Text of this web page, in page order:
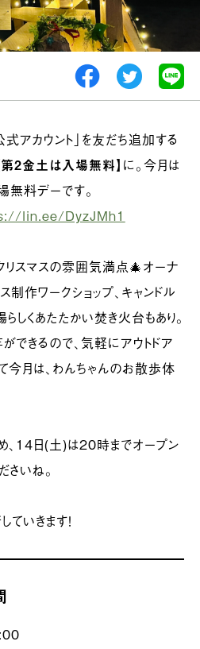
アカウント」を友だち追加する
第2金土は入場無料】 に。今月は
料デーです。
lin.ee/DyzJMh1
リスマスの雰囲気満点🎄オーナ
制作ワークショップ、キャンドル
らしくあたたかい焚き火台もあり。
できるので、気軽にアウトドア
今月は、わんちゃんのお散歩体
、14日(土)は20時までオープン
さいね。
いきます！